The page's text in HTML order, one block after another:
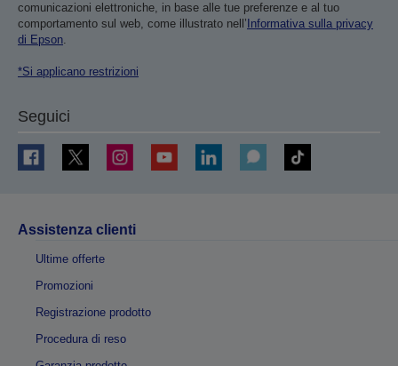
comunicazioni elettroniche, in base alle tue preferenze e al tuo
comportamento sul web, come illustrato nell’ Informativa sulla privacy
di Epson.
*Si applicano restrizioni
Seguici
Assistenza clienti
Ultime offerte
Promozioni
Registrazione prodotto
Procedura di reso